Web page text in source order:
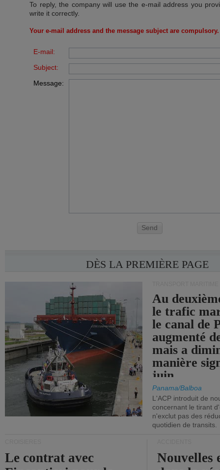
To reply, the company will use the e-mail address you
write it correctly.
Your e-mail address and the message subject are compulsory.
E-mail:
Subject:
Message:
Send
DÈS LA PREMIÈRE PAGE
Au
le trafic
le canal de
augmenté
mais a
manière
juin.
Panama/Balboa
L'ACP introduit de
concernant le tirant
n'exclut pas des
quotidien de transits.
Le contrat avec
Nouvelles